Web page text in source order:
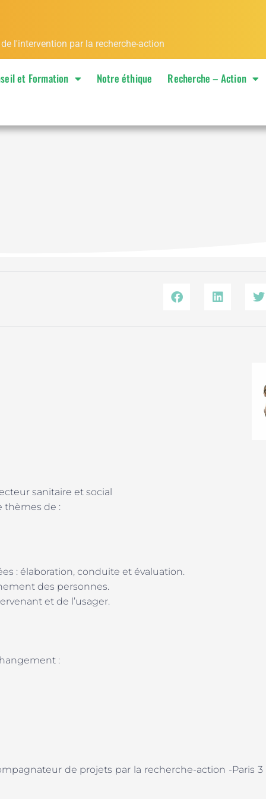
l'intervention par la recherche-action
et Formation Notre éthique Recherche – Action
sanitaire et social
thèmes de :
: élaboration, conduite et évaluation.
des personnes.
et de l’usager.
:
de projets par la recherche-action -Paris